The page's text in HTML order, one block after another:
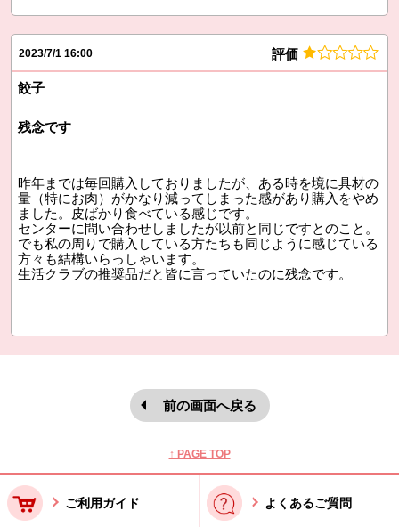
2023/7/1 16:00 評価
餃子
残念です
昨年までは毎回購入しておりましたが、ある時を境に具材の
量（特にお肉）がかなり減ってしまった感があり購入をやめ
ました。皮ばかり食べている感じです。
センターに問い合わせしましたが以前と同じですとのこと。
でも私の周りで購入している方たちも同じように感じている
方々も結構いらっしゃいます。
生活クラブの推奨品だと皆に言っていたのに残念です。
前の画面へ戻る
↑ PAGE TOP
ご利用ガイド よくあるご質問